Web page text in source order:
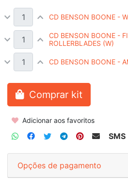
CD BENSON BOONE -
CD BENSON BOONE -
ROLLERBLADES (W)
CD BENSON BOONE -
Comprar kit
Adicionar aos favoritos
SMS
Opções de pagamento